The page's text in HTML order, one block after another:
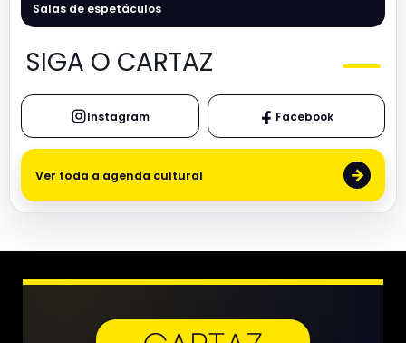
Salas de espetáculos
SIGA O CARTAZ
Instagram Facebook
Ver toda a agenda cultural →